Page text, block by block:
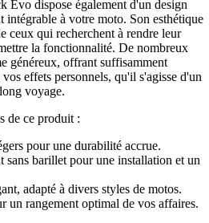
Evo dispose également d'un design
intégrable à votre moto. Son esthétique
ceux qui recherchent à rendre leur
la fonctionnalité. De nombreux
généreux, offrant suffisamment
effets personnels, qu'il s'agisse d'un
voyage.
de ce produit :
pour une durabilité accrue.
sans barillet pour une installation et un
adapté à divers styles de motos.
un rangement optimal de vos affaires.